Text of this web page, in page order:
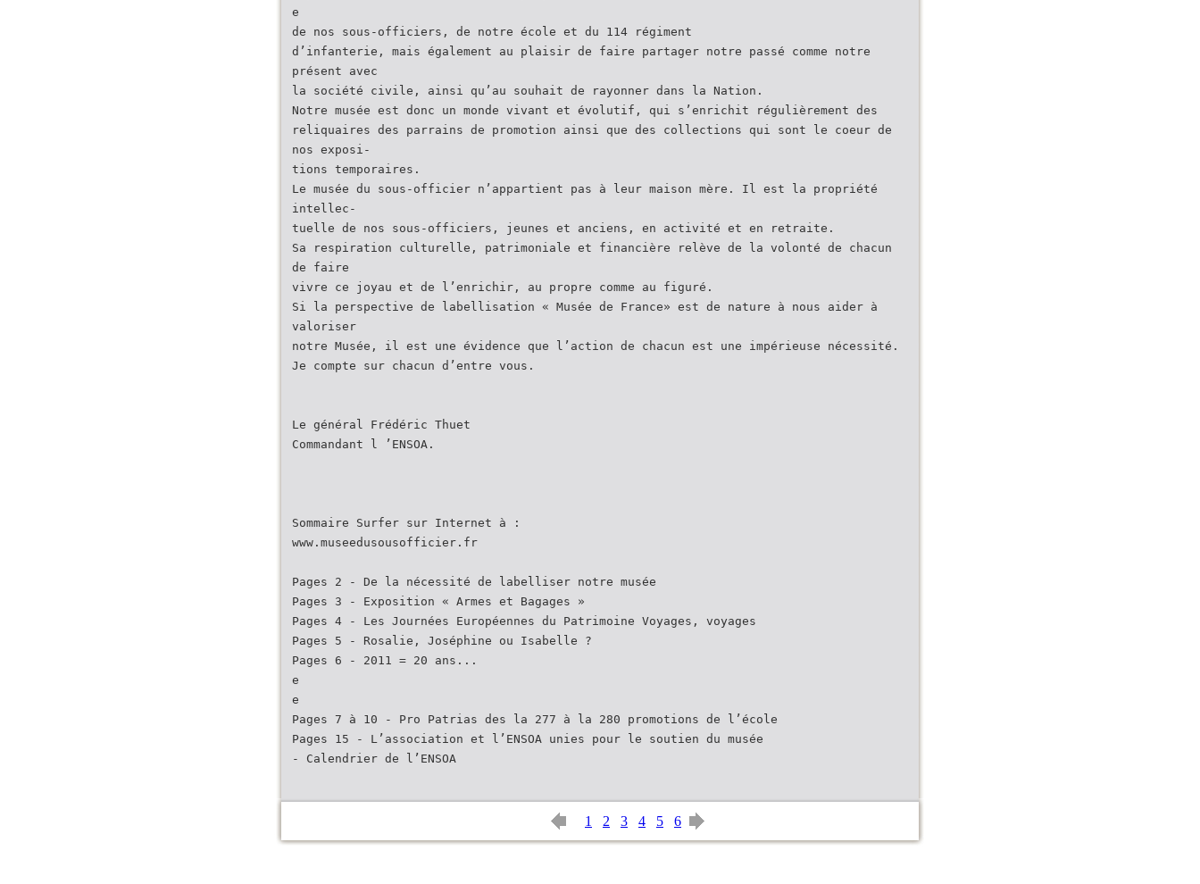
e
de nos sous-officiers, de notre école et du 114 régiment
d’infanterie, mais également au plaisir de faire partager notre passé comme notre
présent avec
la société civile, ainsi qu’au souhait de rayonner dans la Nation.
Notre musée est donc un monde vivant et évolutif, qui s’enrichit régulièrement des
reliquaires des parrains de promotion ainsi que des collections qui sont le coeur de
nos exposi-
tions temporaires.
Le musée du sous-officier n’appartient pas à leur maison mère. Il est la propriété
intellec-
tuelle de nos sous-officiers, jeunes et anciens, en activité et en retraite.
Sa respiration culturelle, patrimoniale et financière relève de la volonté de chacun
de faire
vivre ce joyau et de l’enrichir, au propre comme au figuré.
Si la perspective de labellisation « Musée de France» est de nature à nous aider à
valoriser
notre Musée, il est une évidence que l’action de chacun est une impérieuse nécessité.
Je compte sur chacun d’entre vous.
Le général Frédéric Thuet
Commandant l ’ENSOA.
Sommaire Surfer sur Internet à :
www.museedusousofficier.fr
Pages 2 - De la nécessité de labelliser notre musée
Pages 3 - Exposition « Armes et Bagages »
Pages 4 - Les Journées Européennes du Patrimoine Voyages, voyages
Pages 5 - Rosalie, Joséphine ou Isabelle ?
Pages 6 - 2011 = 20 ans...
e
e
Pages 7 à 10 - Pro Patrias des la 277 à la 280 promotions de l’école
Pages 15 - L’association et l’ENSOA unies pour le soutien du musée
- Calendrier de l’ENSOA
1 2 3 4 5 6